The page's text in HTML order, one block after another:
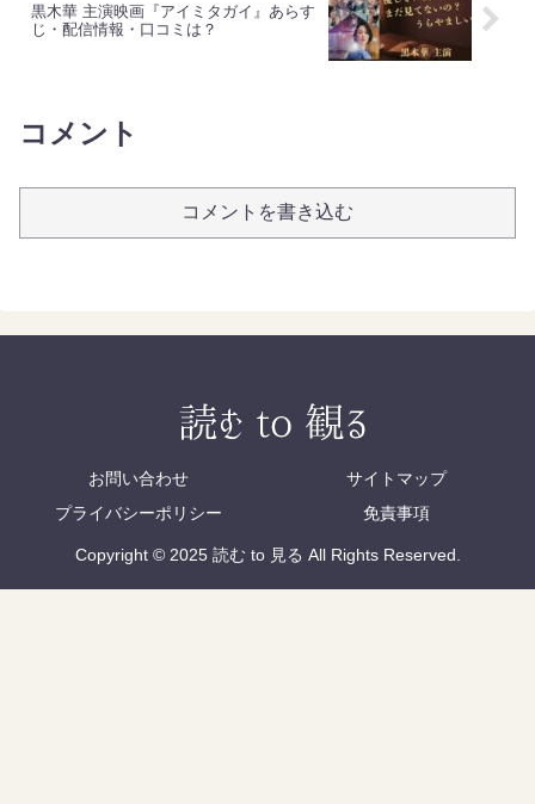
黒木華 主演映画『アイミタガイ』あらす
じ・配信情報・口コミは？
コメント
コメントを書き込む
お問い合わせ
サイトマップ
プライバシーポリシー
免責事項
Copyright © 2025 読む to 見る All Rights Reserved.